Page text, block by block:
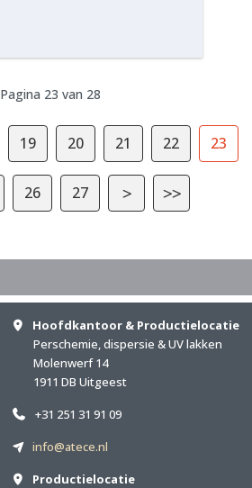
Pagina 23 van 28
19 20 21 22 23
26 27
Hoofdkantoor & Productielocatie
Perschemie, dispersie & UV lakken
Molenwerf 14
1911 DB Uitgeest
+31 251 31 91 09
info@atece.nl
Productielocatie